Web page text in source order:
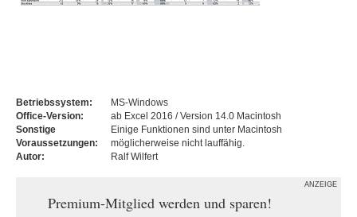
Betriebssystem:
MS-Windows
Office-Version:
ab Excel 2016 / Version 14.0 Macintosh
Sonstige
Voraussetzungen:
Einige Funktionen sind unter Macintosh
möglicherweise nicht lauffähig.
Autor:
Ralf Wilfert
ANZEIGE
Premium-Mitglied werden und sparen!